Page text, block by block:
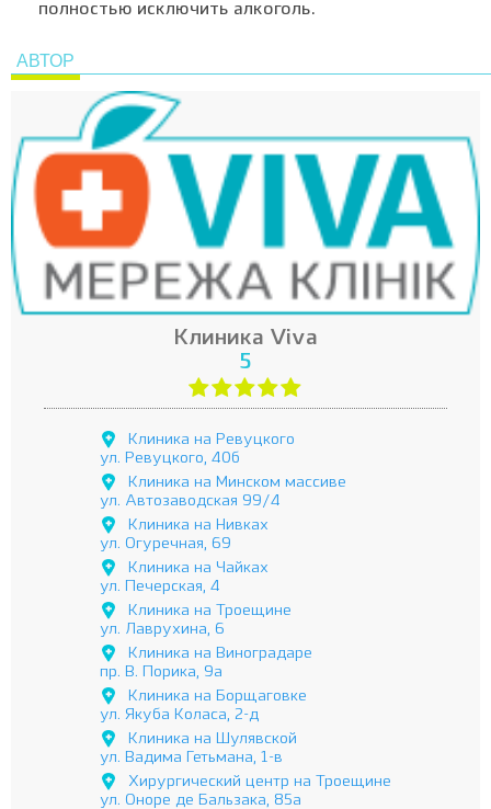
полностью исключить алкоголь.
АВТОР
Клиника Viva
5
Клиника на Ревуцкого
ул. Ревуцкого, 40б
Клиника на Минском массиве
ул. Автозаводская 99/4
Клиника на Нивках
ул. Огуречная, 69
Клиника на Чайках
ул. Печерская, 4
Клиника на Троещине
ул. Лаврухина, 6
Клиника на Виноградаре
пр. В. Порика, 9а
Клиника на Борщаговке
ул. Якуба Коласа, 2-д
Клиника на Шулявской
ул. Вадима Гетьмана, 1-в
Хирургический центр на Троещине
ул. Оноре де Бальзака, 85а